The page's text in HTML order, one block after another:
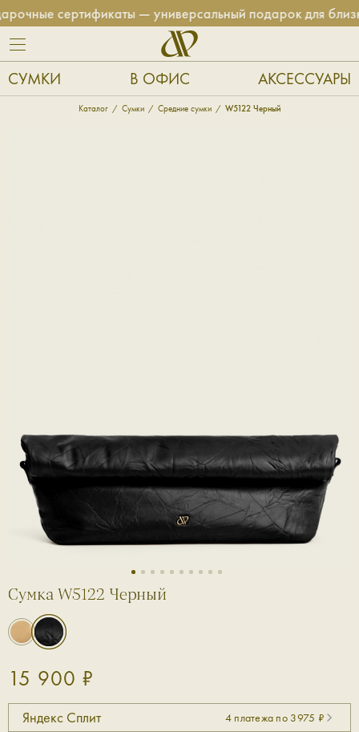
сертификаты — универсальный подарок для
СУМКИ В ОФИС АКСЕССУАРЫ
Каталог Сумки Средние сумки W5122 Черный
1 2 3 4 5 6 7 8 9 10
Сумка W5122 Черный
15 900 ₽
Яндекс Сплит 4 платежа по 3975 ₽